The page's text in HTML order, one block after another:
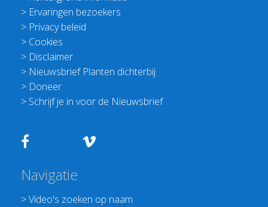
> Ervaringen bezoekers
> Privacy beleid
> Cookies
> Disclaimer
> Nieuwsbrief Planten dichterbij
> Doneer
> Schrijf je in voor de Nieuwsbrief
Navigatie
>Video's zoeken op naam